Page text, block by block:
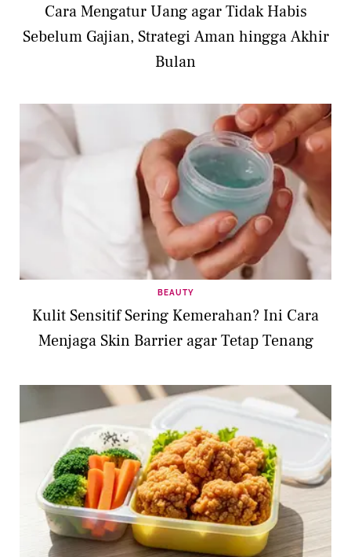
Cara Mengatur Uang agar Tidak Habis
Sebelum Gajian, Strategi Aman hingga Akhir
Bulan
BEAUTY
Kulit Sensitif Sering Kemerahan? Ini Cara
Menjaga Skin Barrier agar Tetap Tenang